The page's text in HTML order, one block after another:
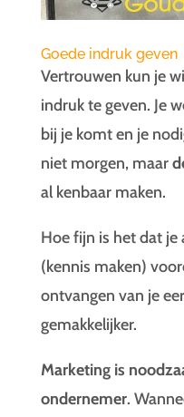
Goede indruk geven
Vertrouwen kun je
indruk te geven. Je
bij je komt en je
niet morgen, maar
al kenbaar maken.
Hoe fijn is het dat je
(kennis maken)
ontvangen van je
gemakkelijker.
Marketing is
ondernemer.